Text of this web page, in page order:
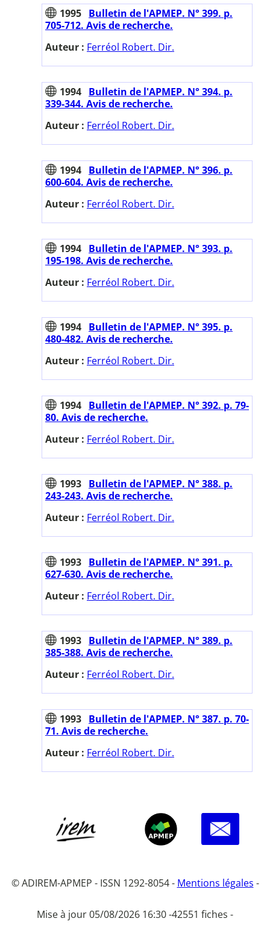
1995 Bulletin de l'APMEP. N° 399. p.
705-712. Avis de recherche.
Auteur : Ferréol Robert. Dir.
1994 Bulletin de l'APMEP. N° 394. p.
339-344. Avis de recherche.
Auteur : Ferréol Robert. Dir.
1994 Bulletin de l'APMEP. N° 396. p.
600-604. Avis de recherche.
Auteur : Ferréol Robert. Dir.
1994 Bulletin de l'APMEP. N° 393. p.
195-198. Avis de recherche.
Auteur : Ferréol Robert. Dir.
1994 Bulletin de l'APMEP. N° 395. p.
480-482. Avis de recherche.
Auteur : Ferréol Robert. Dir.
1994 Bulletin de l'APMEP. N° 392. p. 79-
80. Avis de recherche.
Auteur : Ferréol Robert. Dir.
1993 Bulletin de l'APMEP. N° 388. p.
243-243. Avis de recherche.
Auteur : Ferréol Robert. Dir.
1993 Bulletin de l'APMEP. N° 391. p.
627-630. Avis de recherche.
Auteur : Ferréol Robert. Dir.
1993 Bulletin de l'APMEP. N° 389. p.
385-388. Avis de recherche.
Auteur : Ferréol Robert. Dir.
1993 Bulletin de l'APMEP. N° 387. p. 70-
71. Avis de recherche.
Auteur : Ferréol Robert. Dir.
© ADIREM-APMEP - ISSN 1292-8054 - Mentions légales -
Mise à jour 05/08/2026 16:30 -42551 fiches -